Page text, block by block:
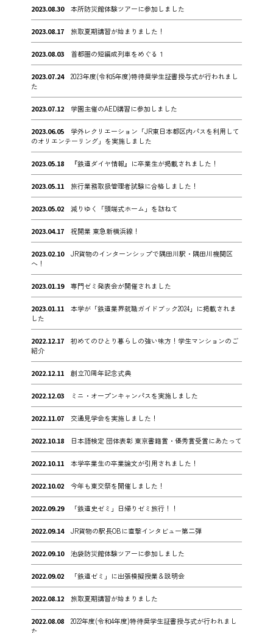
2023.08.30 本所防災館体験ツアーに参加しました
2023.08.17 旅取夏期講習が始まりました！
2023.08.03 首都圏の短編成列車をめぐる１
2023.07.24
2023年度(令和5年度)特待奨学生証書授与式が行われまし
た
2023.07.12 学園主催のAED講習に参加しました
2023.06.05
学外レクリエーション「JR東日本都区内パスを利用して
のオリエンテーリング」を実施しました
2023.05.18 『鉄道ダイヤ情報』に卒業生が掲載されました！
2023.05.11 旅行業務取扱管理者試験に合格しました！
2023.05.02 減りゆく「頭端式ホーム」を訪ねて
2023.04.17 祝開業 東急新横浜線！
2023.02.10
JR貨物のインターンシップで隅田川駅・隅田川機関区
へ！
2023.01.19 専門ゼミ発表会が開催されました
2023.01.11
本学が「鉄道業界就職ガイドブック2024」に掲載されま
した
2022.12.17
初めてのひとり暮らしの強い味方！学生マンションのご
紹介
2022.12.11 創立70周年記念式典
2022.12.03 ミニ・オープンキャンパスを実施しました
2022.11.07 交通見学会を実施しました！
2022.10.18 日本語検定 団体表彰 東京書籍賞・優秀賞受賞にあたって
2022.10.11 本学卒業生の卒業論文が引用されました！
2022.10.02 今年も東交祭を開催しました！
2022.09.29 「鉄道史ゼミ」日帰りゼミ旅行！！
2022.09.14 JR貨物の駅長OBに直撃インタビュー第二弾
2022.09.10 池袋防災館体験ツアーに参加しました
2022.09.02 「鉄道ゼミ」に出張模擬授業＆説明会
2022.08.12 旅取夏期講習が始まりました
2022.08.08
2022年度(令和4年度)特待奨学生証書授与式が行われまし
た